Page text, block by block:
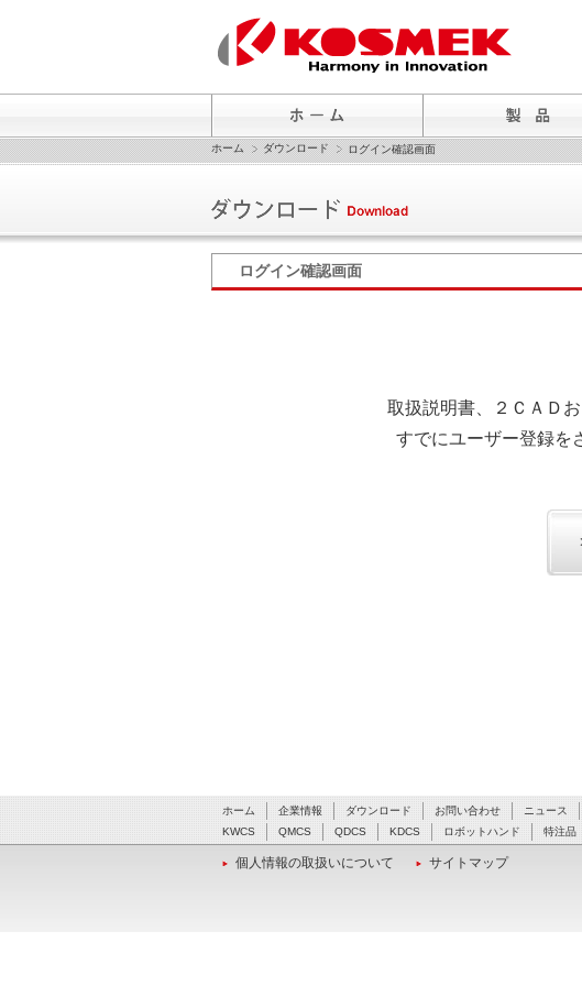
ホーム ダウンロード ログイン確認画面
ログイン確認画面
取扱説明書、２ＣＡＤ
すでにユーザー登録を
ホーム 企業情報 ダウンロード お問い合わせ ニュース
KWCS
QMCS QDCS KDCS ロボットハンド 特注品
個人情報の取扱いについて サイトマップ